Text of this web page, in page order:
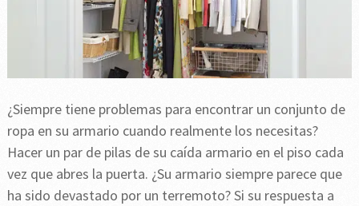
¿Siempre tiene problemas para encontrar un conjunto de
ropa en su armario cuando realmente los necesitas?
Hacer un par de pilas de su caída armario en el piso cada
vez que abres la puerta. ¿Su armario siempre parece que
ha sido devastado por un terremoto? Si su respuesta a